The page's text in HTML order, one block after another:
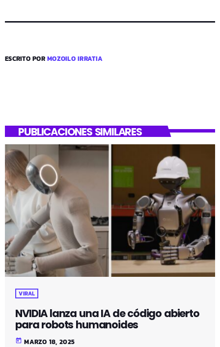
ESCRITO PORMOZOILO IRRATIA
PUBLICACIONES SIMILARES
VIRAL
NVIDIA lanza una IA de código abierto
para robots humanoides
today MARZO 18, 2025